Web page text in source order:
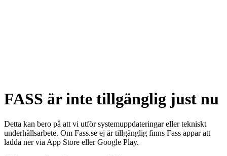
FASS är inte tillgänglig just nu
Detta kan bero på att vi utför systemuppdateringar eller tekniskt
underhållsarbete. Om Fass.se ej är tillgänglig finns Fass appar att
ladda ner via App Store eller Google Play.